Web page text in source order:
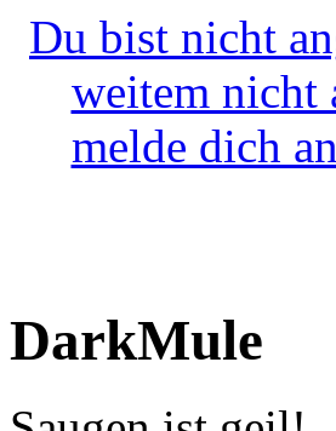
Du bist nicht
weitem nicht
melde dich
DarkMule